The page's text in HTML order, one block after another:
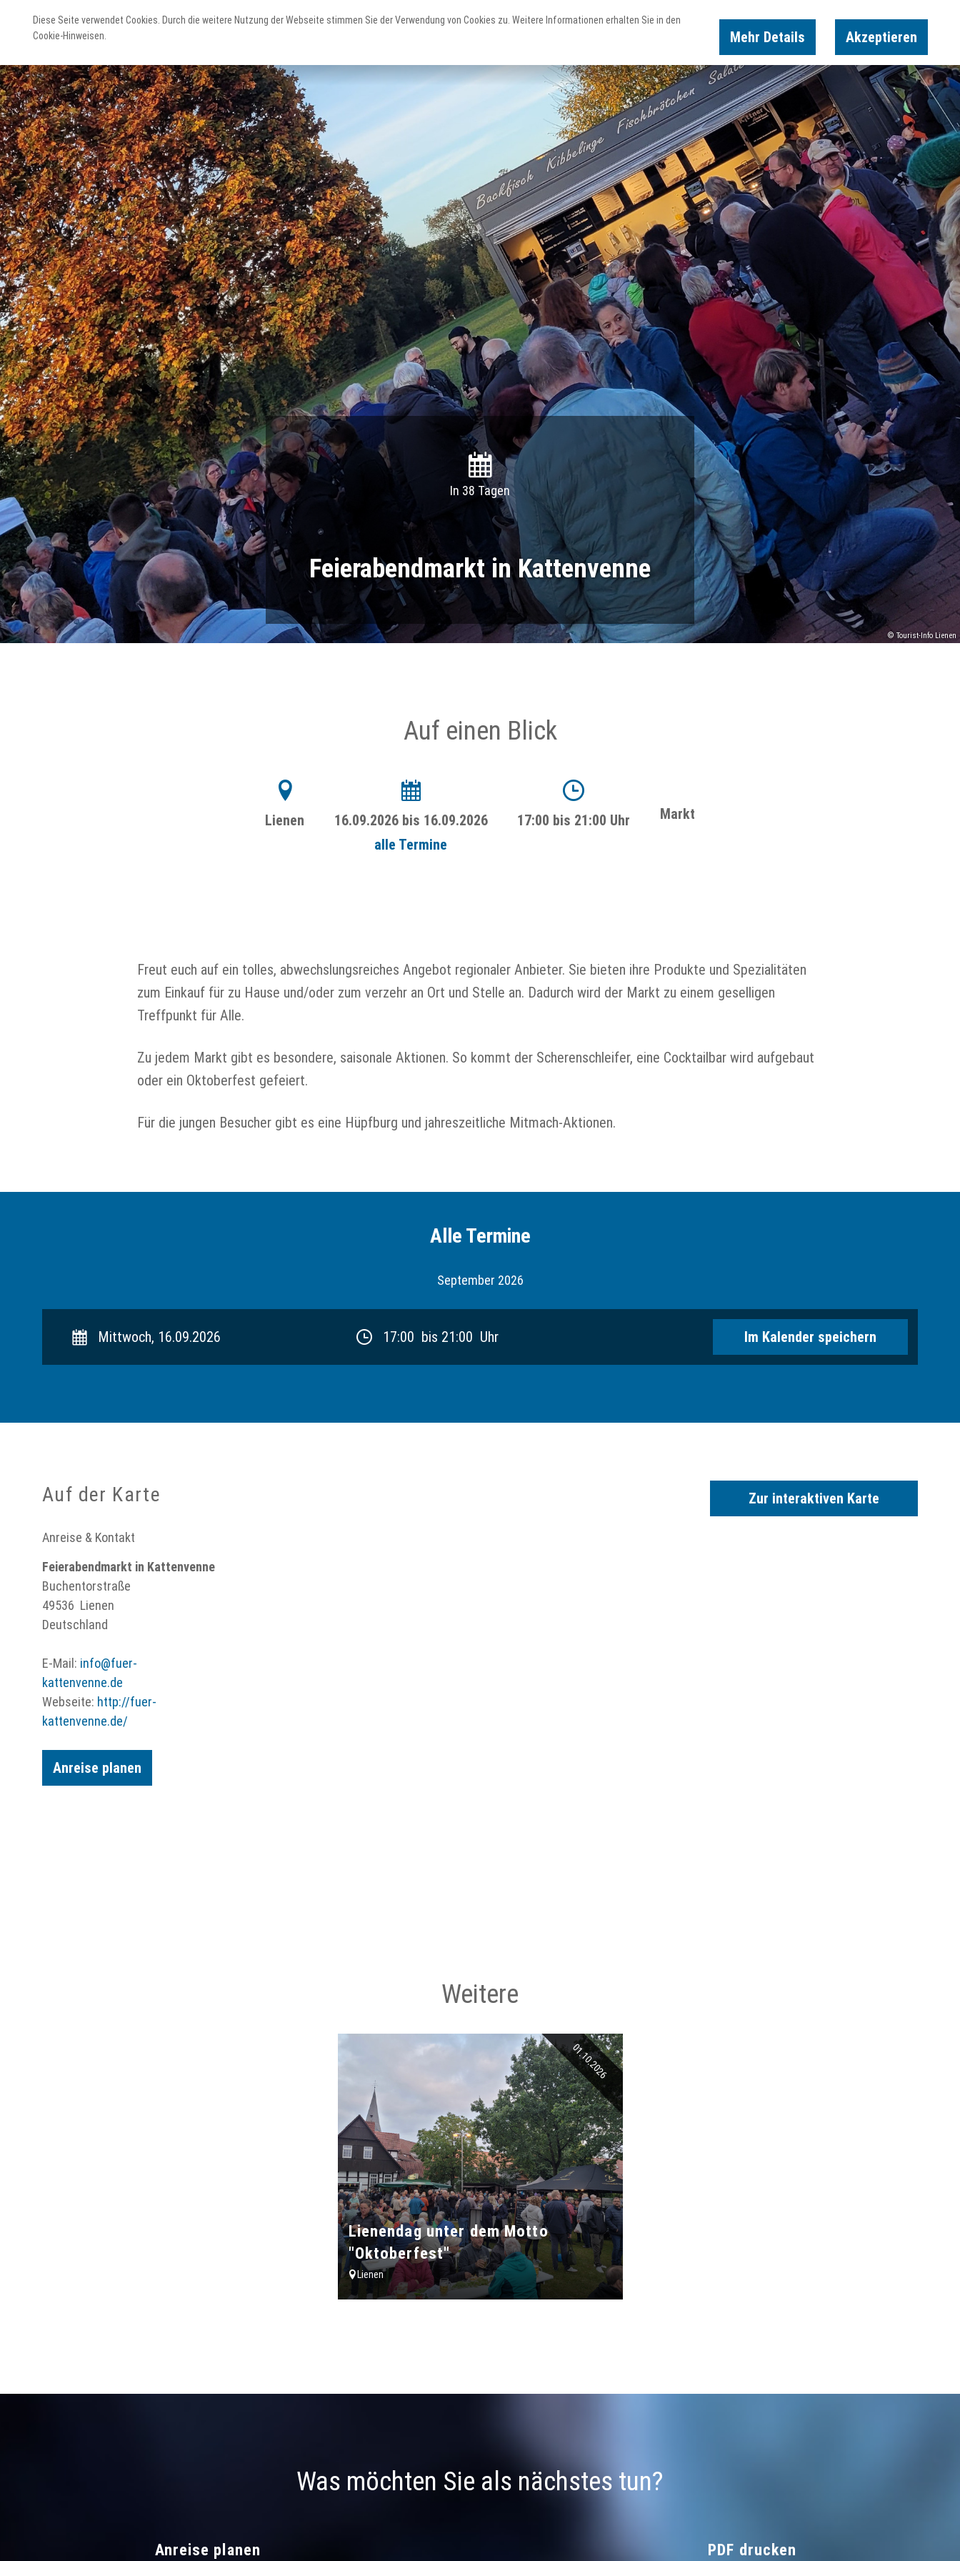
Staunen
Karte Suche Buchen
In 38 Tagen
Feierabendmarkt in Kattenvenne
© Tourist-Info Lienen
Auf einen Blick
Lienen 16.09.2026 bis 16.09.2026
alle Termine
17:00 bis 21:00 Uhr Markt
Freut euch auf ein tolles, abwechslungsreiches Angebot regionaler Anbieter. Sie bieten ihre Produkte und Spezialitäten
zum Einkauf für zu Hause und/oder zum verzehr an Ort und Stelle an. Dadurch wird der Markt zu einem geselligen
Treffpunkt für Alle.
Zu jedem Markt gibt es besondere, saisonale Aktionen. So kommt der Scherenschleifer, eine Cocktailbar wird aufgebaut
oder ein Oktoberfest gefeiert.
Für die jungen Besucher gibt es eine Hüpfburg und jahreszeitliche Mitmach-Aktionen.
Alle Termine
September 2026
Mittwoch, 16.09.2026 17:00 bis 21:00 Uhr Im Kalender speichern
Auf der Karte
Anreise & Kontakt
Feierabendmarkt in Kattenvenne
Buchentorstraße
49536 Lienen
Deutschland
E-Mail: info@fuer-
kattenvenne.de
Webseite: http://fuer-
kattenvenne.de/
Anreise planen
Zur interaktiven Karte
Weitere
01.10.2026
Lienendag unter dem Motto
"Oktoberfest"
Lienen
Was möchten Sie als nächstes tun?
Anreise planen PDF drucken
Diese Seite verwendet Cookies. Durch die weitere Nutzung der Webseite stimmen Sie der Verwendung von Cookies zu. Weitere Informationen erhalten Sie in den
Cookie-Hinweisen.
Mehr Details Akzeptieren